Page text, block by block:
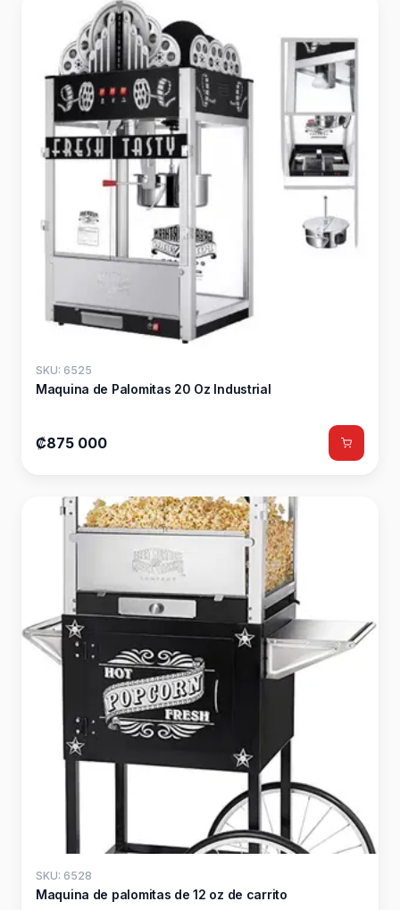
SKU: 6525
Maquina de Palomitas 20 Oz Industrial
₡875 000
SKU: 6528
Maquina de palomitas de 12 oz de carrito